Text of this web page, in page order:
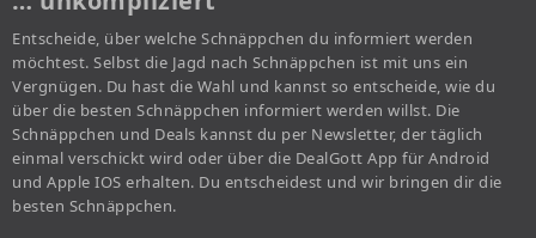
Entscheide, über welche Schnäppchen du informiert werden
möchtest. Selbst die Jagd nach Schnäppchen ist mit uns ein
Vergnügen. Du hast die Wahl und kannst so entscheide, wie du
über die besten Schnäppchen informiert werden willst. Die
Schnäppchen und Deals kannst du per Newsletter, der täglich
einmal verschickt wird oder über die DealGott App für Android
und Apple IOS erhalten. Du entscheidest und wir bringen dir die
besten Schnäppchen.